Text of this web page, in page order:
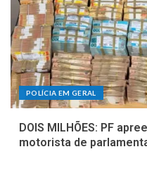
POLÍCIA EM GERAL
DOIS MILHÕES: PF
motorista de